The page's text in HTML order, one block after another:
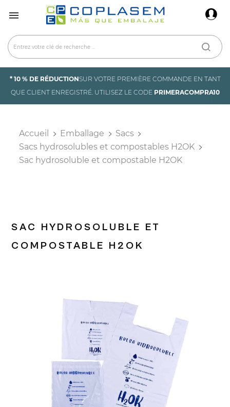

* 10 % DE RÉDUCTIONSUR VOTRE PREMIÈRE COMMANDE EN TANT
QUE CLIENT ENREGISTRÉ. UTILISEZ LE CODE PRIMERACOMPRA10
Accueil Emballage
Sacs
Sacs hydrosolubles et compostables H2OK
Sac hydrosoluble et compostable H2OK
SAC HYDROSOLUBLE ET
COMPOSTABLE H2OK
Connexion ×
wish list.
Annuler Connexion